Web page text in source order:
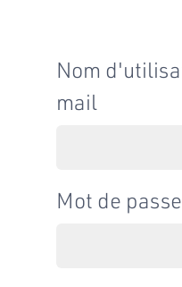
Nom
mail
Mot de passe